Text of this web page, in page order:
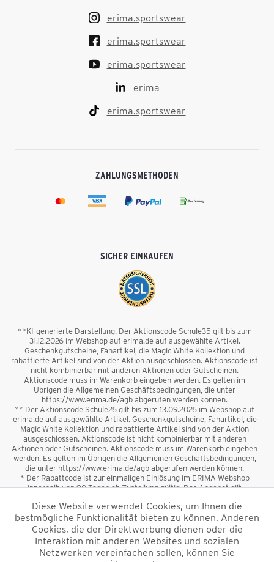
erima.sportswear
erima.sportswear
erima.sportswear
erima
erima.sportswear
ZAHLUNGSMETHODEN
SICHER EINKAUFEN
**KI-generierte Darstellung. Der Aktionscode Schule35 gilt bis zum
31.12.2026 im Webshop auf erima.de auf ausgewählte Artikel.
Geschenkgutscheine, Fanartikel, die Magic White Kollektion und
rabattierte Artikel sind von der Aktion ausgeschlossen. Aktionscode ist
nicht kombinierbar mit anderen Aktionen oder Gutscheinen.
Aktionscode muss im Warenkorb eingeben werden. Es gelten im
Übrigen die Allgemeinen Geschäftsbedingungen, die unter
https://www.erima.de/agb abgerufen werden können.
** Der Aktionscode Schule26 gilt bis zum 13.09.2026 im Webshop auf
erima.de auf ausgewählte Artikel. Geschenkgutscheine, Fanartikel, die
Magic White Kollektion und rabattierte Artikel sind von der Aktion
ausgeschlossen. Aktionscode ist nicht kombinierbar mit anderen
Aktionen oder Gutscheinen. Aktionscode muss im Warenkorb eingeben
werden. Es gelten im Übrigen die Allgemeinen Geschäftsbedingungen,
die unter https://www.erima.de/agb abgerufen werden können.
* Der Rabattcode ist zur einmaligen Einlösung im ERIMA Webshop
innerhalb von 90 Tagen ab Zustellung gültig. Das Angebot gilt
sowie Geschenkgutscheine sind vom Rabatt ausgeschlossen. Der
Rabattcode ist nicht mit anderen Aktionen oder Gutscheinen
kombinierbar. Der Mindestbestellwert beträgt 50 €
*Alle Preise verstehen sich inkl. Mehrwertsteuer und zzgl.
Diese Website verwendet Cookies, um Ihnen die
bestmögliche Funktionalität bieten zu können. Anderen
Cookies, die der Direktwerbung dienen oder die
Interaktion mit anderen Websites und sozialen
Netzwerken vereinfachen sollen, können Sie